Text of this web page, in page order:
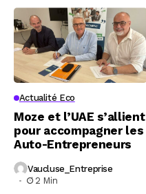
Actualité Eco
Moze et l’UAE s’allient
pour accompagner les
Auto-Entrepreneurs
Vaucluse_Entreprise
2 Min